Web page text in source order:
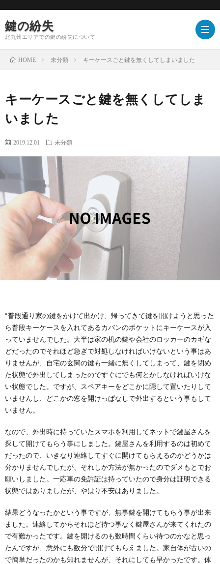
鍵の紛失
北九州エリアでの鍵の紛失について
HOME 未分類 キーケースごと鍵を無くしてしまいました
キーケースごと鍵を無くしてしま
いました
2019.12.01 未分類
“普段通り家の鍵をかけて出かけ、帰ってきて鍵を開けようと思った
ら普段キーケースを入れてあるカバンのポケットにキーケースが入
っていませんでした。大半は家の机の鍵や会社のロッカーのカギな
どだったのでそれほど急ぎで対処しなければいけないという事はあ
りませんが、自宅の玄関の鍵も一緒に無くしてしまって、鍵を閉め
た状態で外出してしまったのですぐにでも何とかしなければいけな
い状態でした。ですが、スペアキーをどこかに隠して置いたりして
いませんし、どこかの窓を開けっぱなしで外出するという事もして
いません。
なので、外出時に持っていたスマホを利用してネットで鍵屋さんを
探して開けてもらう事にしました。鍵屋さんを利用するのは初めて
だったので、いきなり連絡してすぐに開けてもらえるのかどうかは
分かりませんでしたが、それしか方法が無かったのでダメもとでお
願いしました。一応車の免許証は持っていたので身分は証明できる
状態ではありましたが、やはり不安はありました。
結果どうなったかという事ですが、無事鍵を開けてもらう事が出来
ました。連絡してからそれほど待つ事なく鍵屋さんが来てくれたの
で有難かったです。鍵を開けるのも数時間くらい待つのかなと思っ
たんですが、意外にも数分で開けてもらえました。家自体が古いの
で簡単だったのかも知れませんが、それにしても早かったです。体